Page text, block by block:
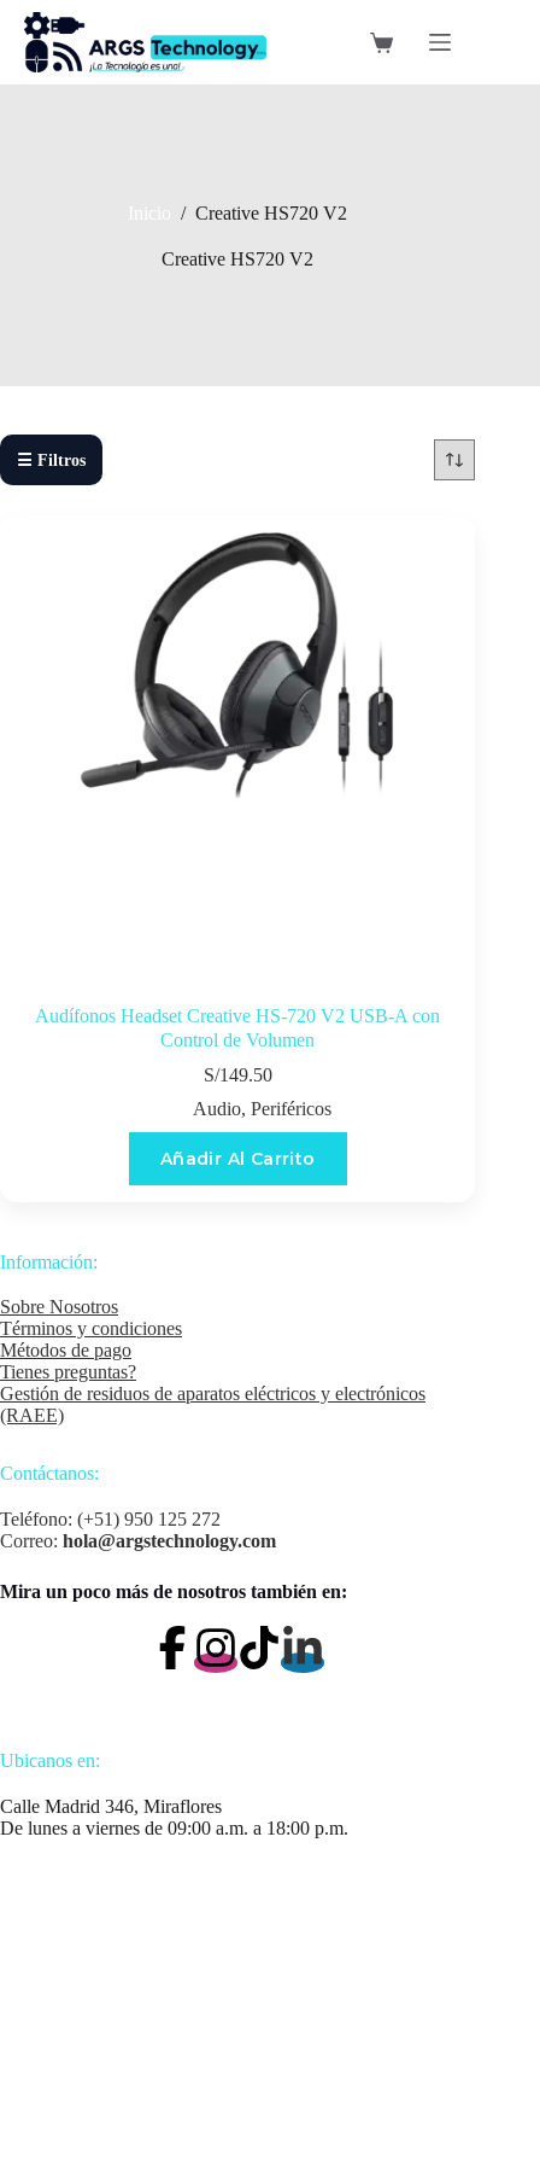
Saltar
contenido
Carro
/ Creative HS720 V2
Creative HS720 V2
☰ Filtros
Audífonos Headset Creative HS-720 V2 USB-A con
Control de Volumen
S/149.50
Audio, Periféricos
Añadir Al Carrito
Información:
Sobre Nosotros
Términos y condiciones
Métodos de pago
Tienes preguntas?
Gestión de residuos de aparatos eléctricos y electrónicos
(RAEE)
Contáctanos:
Teléfono: (+51) 950 125 272
Correo: hola@argstechnology.com
Mira un poco más de nosotros también en:
Ubicanos en:
Calle Madrid 346, Miraflores
De lunes a viernes de 09:00 a.m. a 18:00 p.m.